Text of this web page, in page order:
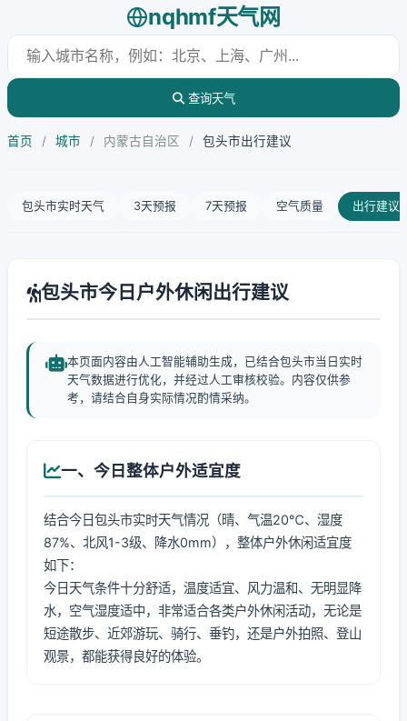
nqhmf天气网
查询天气
首页 / 城市 / 内蒙古自治区 / 包头市出行建议
包头市实时天气 3天预报 7天预报 空气质量 出行建议
包头市今日户外休闲出行建议
本页面内容由人工智能辅助生成，已结合包头市当日实时
天气数据进行优化，并经过人工审核校验。内容仅供参
考，请结合自身实际情况酌情采纳。
一、今日整体户外适宜度
结合今日包头市实时天气情况（晴、气温20℃、湿度
87%、北风1-3级、降水0mm），整体户外休闲适宜度
如下：
今日天气条件十分舒适，温度适宜、风力温和、无明显降
水，空气湿度适中，非常适合各类户外休闲活动，无论是
短途散步、近郊游玩、骑行、垂钓，还是户外拍照、登山
观景，都能获得良好的体验。